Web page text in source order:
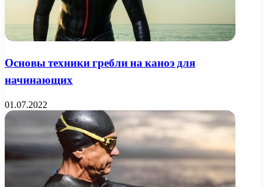
Основы техники гребли на каноэ для
начинающих
01.07.2022